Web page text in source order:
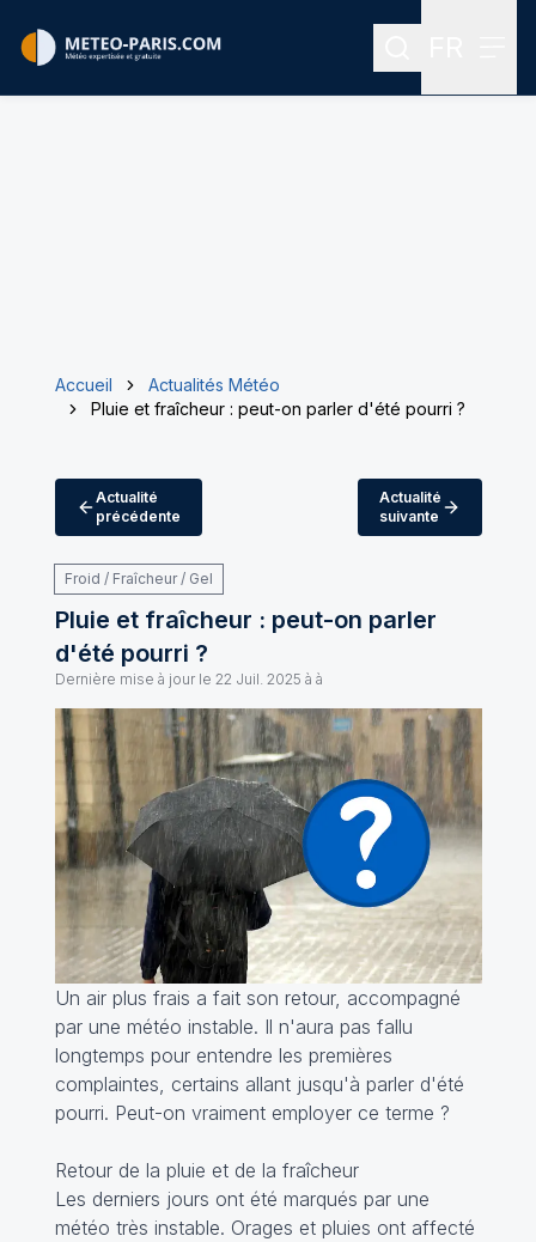
Rechercher
Accueil
Actualités Météo
Pluie et fraîcheur : peut-on parler d'été pourri ?
Actualité
précédente
Actualité
suivante
Froid / Fraîcheur / Gel
Pluie et fraîcheur : peut-on parler
d'été pourri ?
Dernière mise à jour le 22 Juil. 2025 à à
Un air plus frais a fait son retour, accompagné
par une météo instable. Il n'aura pas fallu
longtemps pour entendre les premières
complaintes, certains allant jusqu'à parler d'été
pourri. Peut-on vraiment employer ce terme ?
Retour de la pluie et de la fraîcheur
Les derniers jours ont été marqués par une
météo très instable. Orages et pluies ont affecté